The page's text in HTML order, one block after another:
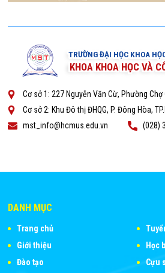
TRƯỜNG ĐẠI HỌC KHOA
KHOA KHOA HỌC VÀ
Cơ sở 1: 227 Nguyễn Văn Cừ, Phường Chợ
Cơ sở 2: Khu Đô thị ĐHQG, P. Đông Hòa,
mst_info@hcmus.edu.vn
(028)
DANH MỤC
Trang chủ
Giới thiệu
Đào tạo
Học
Cựu